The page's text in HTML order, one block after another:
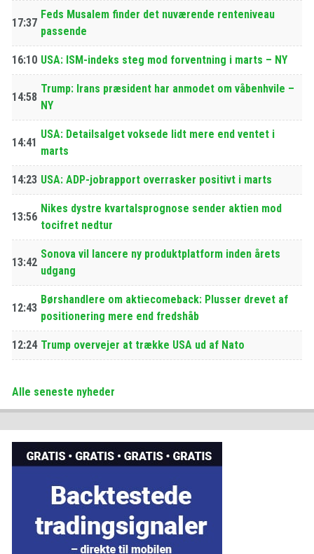
17:37
Feds Musalem finder det nuværende renteniveau
passende
16:10 USA: ISM-indeks steg mod forventning i marts – NY
14:58
Trump: Irans præsident har anmodet om våbenhvile –
NY
14:41
USA: Detailsalget voksede lidt mere end ventet i
marts
14:23 USA: ADP-jobrapport overrasker positivt i marts
13:56
Nikes dystre kvartalsprognose sender aktien mod
tocifret nedtur
13:42
Sonova vil lancere ny produktplatform inden årets
udgang
12:43
Børshandlere om aktiecomeback: Plusser drevet af
positionering mere end fredshåb
12:24 Trump overvejer at trække USA ud af Nato
Alle seneste nyheder